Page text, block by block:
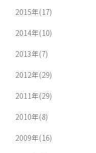
2015年(17)
2014年(10)
2013年(7)
2012年(29)
2011年(29)
2010年(8)
2009年(16)